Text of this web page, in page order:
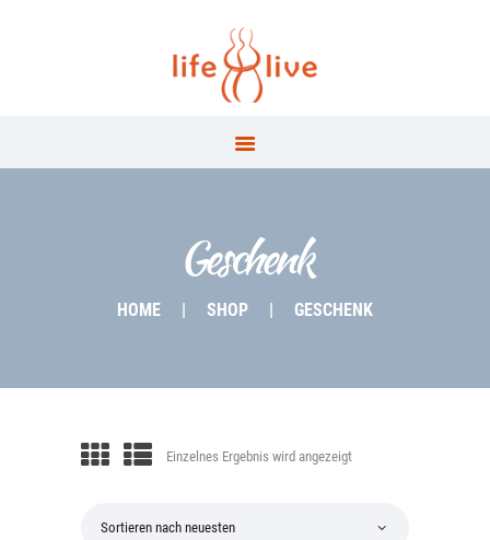
Geschenk
HOME SHOP GESCHENK
Our Menu
4YOU
SWIM
TRIATHLON
NUTRITION
Einzelnes Ergebnis wird angezeigt